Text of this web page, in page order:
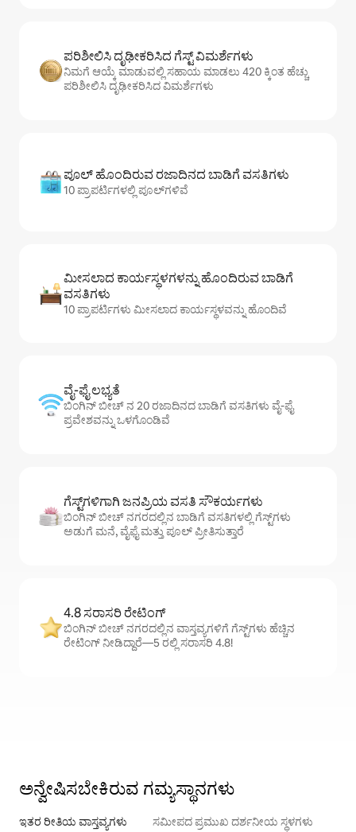
ಪರಿಶೀಲಿಸಿ ದೃಢೀಕರಿಸಿದ ಗೆಸ್ಟ್ ವಿಮರ್ಶೆಗಳು
ನಿಮಗೆ ಆಯ್ಕೆ ಮಾಡುವಲ್ಲಿ ಸಹಾಯ ಮಾಡಲು 420 ಕ್ಕಿಂತ ಹೆಚ್ಚು
ಪರಿಶೀಲಿಸಿ ದೃಢೀಕರಿಸಿದ ವಿಮರ್ಶೆಗಳು
ಪೂಲ್ ಹೊಂದಿರುವ ರಜಾದಿನದ ಬಾಡಿಗೆ ವಸತಿಗಳು
10 ಪ್ರಾಪರ್ಟಿಗಳಲ್ಲಿ ಪೂಲ್‌‌‌‌‌‌‌‌‌ಗಳಿವೆ
ಮೀಸಲಾದ ಕಾರ್ಯಸ್ಥಳಗಳನ್ನು ಹೊಂದಿರುವ ಬಾಡಿಗೆ
ವಸತಿಗಳು
10 ಪ್ರಾಪರ್ಟಿಗಳು ಮೀಸಲಾದ ಕಾರ್ಯಸ್ಥಳವನ್ನು ಹೊಂದಿವೆ
ವೈ-ಫೈ ಲಭ್ಯತೆ
ಬಿಂಗಿನ್ ಬೀಚ್ ನ 20 ರಜಾದಿನದ ಬಾಡಿಗೆ ವಸತಿಗಳು ವೈ-ಫೈ
ಪ್ರವೇಶವನ್ನು ಒಳಗೊಂಡಿವೆ
ಗೆಸ್ಟ್‌ಗಳಿಗಾಗಿ ಜನಪ್ರಿಯ ವಸತಿ ಸೌಕರ್ಯಗಳು
ಬಿಂಗಿನ್ ಬೀಚ್ ನಗರದಲ್ಲಿನ ಬಾಡಿಗೆ ವಸತಿಗಳಲ್ಲಿ ಗೆಸ್ಟ್‌ಗಳು
ಅಡುಗೆ ಮನೆ, ವೈಫೈ ಮತ್ತು ಪೂಲ್ ಪ್ರೀತಿಸುತ್ತಾರೆ
4.8 ಸರಾಸರಿ ರೇಟಿಂಗ್
ಬಿಂಗಿನ್ ಬೀಚ್ ನಗರದಲ್ಲಿನ ವಾಸ್ತವ್ಯಗಳಿಗೆ ಗೆಸ್ಟ್‌ಗಳು ಹೆಚ್ಚಿನ
ರೇಟಿಂಗ್ ನೀಡಿದ್ದಾರೆ—5 ರಲ್ಲಿ ಸರಾಸರಿ 4.8!
ಅನ್ವೇಷಿಸಬೇಕಿರುವ ಗಮ್ಯಸ್ಥಾನಗಳು
ಇತರ ರೀತಿಯ ವಾಸ್ತವ್ಯಗಳು ಸಮೀಪದ ಪ್ರಮುಖ ದರ್ಶನೀಯ ಸ್ಥಳಗಳು